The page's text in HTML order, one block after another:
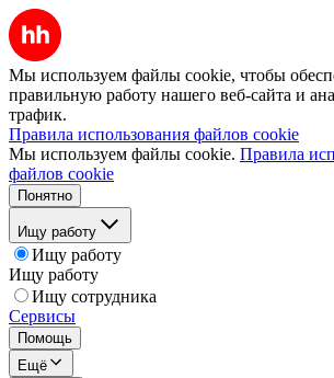
Мы используем файлы cookie, чтобы
правильную работу нашего веб-сайта и
трафик.
Правила использования файлов cookie
Мы используем файлы cookie. Правила
файлов cookie
Понятно
Ищу работу
Ищу работу
Ищу работу
Ищу сотрудника
Сервисы
Помощь
Ещё